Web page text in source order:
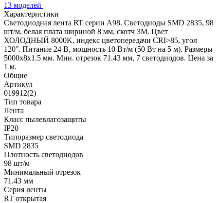
13 моделей
Характеристики
Светодиодная лента RT серии A98. Светодиоды SMD 2835, 98
шт/м, белая плата шириной 8 мм, скотч 3M. Цвет
ХОЛОДНЫЙ 8000K, индекс цветопередачи CRI>85, угол
120°. Питание 24 В, мощность 10 Вт/м (50 Вт на 5 м). Размеры
5000x8x1.5 мм. Мин. отрезок 71.43 мм, 7 светодиодов. Цена за
1 м.
Общие
Артикул
019912(2)
Тип товара
Лента
Класс пылевлагозащиты
IP20
Типоразмер светодиода
SMD 2835
Плотность светодиодов
98 шт/м
Минимальный отрезок
71.43 мм
Серия ленты
RT открытая